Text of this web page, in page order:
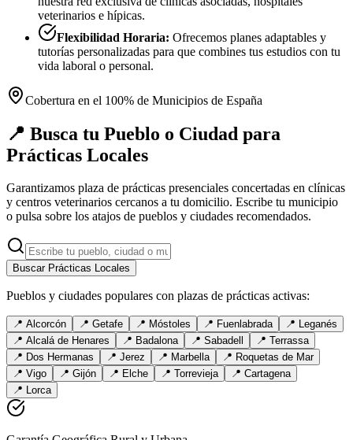
veterinarios e hípicas.
Flexibilidad Horaria: Ofrecemos planes adaptables y
tutorías personalizadas para que combines tus estudios con tu
vida laboral o personal.
Cobertura en el 100% de Municipios de España
📍 Busca tu Pueblo o Ciudad para
Prácticas Locales
Garantizamos plaza de prácticas presenciales concertadas en clínicas
y centros veterinarios cercanos a tu domicilio. Escribe tu municipio
o pulsa sobre los atajos de pueblos y ciudades recomendados.
Buscar Prácticas Locales
Pueblos y ciudades populares con plazas de prácticas activas:
📍 Alcorcón 📍 Getafe 📍 Móstoles 📍 Fuenlabrada 📍 Leganés
📍 Alcalá de Henares 📍 Badalona 📍 Sabadell 📍 Terrassa
📍 Dos Hermanas 📍 Jerez 📍 Marbella 📍 Roquetas de Mar
📍 Vigo 📍 Gijón 📍 Elche 📍 Torrevieja 📍 Cartagena
📍 Lorca